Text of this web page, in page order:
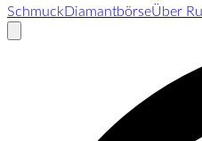
SchmuckDiamantbörseÜber